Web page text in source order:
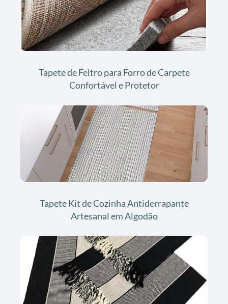
Tapete de Feltro para Forro de Carpete
Confortável e Protetor
Tapete Kit de Cozinha Antiderrapante
Artesanal em Algodão